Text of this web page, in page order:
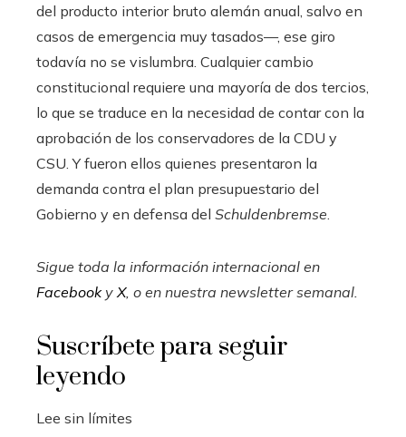
del producto interior bruto alemán anual, salvo en
casos de emergencia muy tasados—, ese giro
todavía no se vislumbra. Cualquier cambio
constitucional requiere una mayoría de dos tercios,
lo que se traduce en la necesidad de contar con la
aprobación de los conservadores de la CDU y
CSU. Y fueron ellos quienes presentaron la
demanda contra el plan presupuestario del
Gobierno y en defensa del Schuldenbremse
Sigue toda la información internacional en
Facebooky X, o en nuestra newsletter semanal
Suscríbete para seguir
leyendo
Lee sin límites